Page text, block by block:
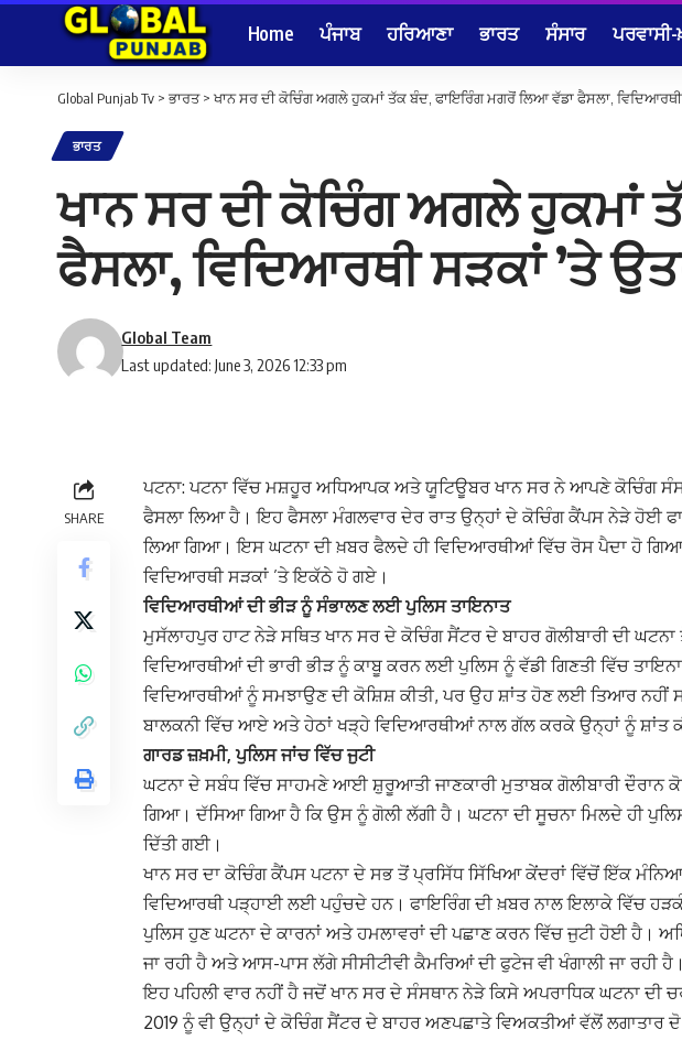
Home ਪੰਜਾਬ ਹਰਿਆਣਾ ਭਾਰਤ ਸੰਸਾਰ
Global Punjab Tv > ਭਾਰਤ> ਖਾਨ ਸਰ ਦੀ ਕੋਚਿੰਗ ਅਗਲੇ ਹੁਕਮਾਂ ਤੱਕ ਬੰਦ, ਫਾਇਰਿੰਗ ਮਗਰੋਂ ਲਿਆ ਵੱਡਾ ਫੈਸਲਾ,
ਭਾਰਤ
ਖਾਨ ਸਰ ਦੀ ਕੋਚਿੰਗ ਅਗਲੇ ਹੁਕਮਾਂ
ਫੈਸਲਾ, ਵਿਦਿਆਰਥੀ ਸੜਕਾਂ ’ਤੇ
Last updated: June 3, 2026 12:33 pm
Global Team
SHARE
ਪਟਨਾ: ਪਟਨਾ ਵਿੱਚ ਮਸ਼ਹੂਰ ਅਧਿਆਪਕ ਅਤੇ ਯੂਟਿਊਬਰ ਖਾਨ ਸਰ ਨੇ ਆਪਣੇ ਕੋਚਿੰਗ
ਫੈਸਲਾ ਲਿਆ ਹੈ। ਇਹ ਫੈਸਲਾ ਮੰਗਲਵਾਰ ਦੇਰ ਰਾਤ ਉਨ੍ਹਾਂ ਦੇ ਕੋਚਿੰਗ ਕੈਂਪਸ ਨੇੜੇ ਹੋਈ
ਲਿਆ ਗਿਆ। ਇਸ ਘਟਨਾ ਦੀ ਖ਼ਬਰ ਫੈਲਦੇ ਹੀ ਵਿਦਿਆਰਥੀਆਂ ਵਿੱਚ ਰੋਸ ਪੈਦਾ ਹੋ ਗਿਆ
ਵਿਦਿਆਰਥੀ ਸੜਕਾਂ ’ਤੇ ਇਕੱਠੇ ਹੋ ਗਏ।
ਵਿਦਿਆਰਥੀਆਂ ਦੀ ਭੀੜ ਨੂੰ ਸੰਭਾਲਣ ਲਈ ਪੁਲਿਸ ਤਾਇਨਾਤ
ਮੁਸੱਲਾਹਪੁਰ ਹਾਟ ਨੇੜੇ ਸਥਿਤ ਖਾਨ ਸਰ ਦੇ ਕੋਚਿੰਗ ਸੈਂਟਰ ਦੇ ਬਾਹਰ ਗੋਲੀਬਾਰੀ ਦੀ
ਵਿਦਿਆਰਥੀਆਂ ਦੀ ਭਾਰੀ ਭੀੜ ਨੂੰ ਕਾਬੂ ਕਰਨ ਲਈ ਪੁਲਿਸ ਨੂੰ ਵੱਡੀ ਗਿਣਤੀ ਵਿੱਚ
ਵਿਦਿਆਰਥੀਆਂ ਨੂੰ ਸਮਝਾਉਣ ਦੀ ਕੋਸ਼ਿਸ਼ ਕੀਤੀ, ਪਰ ਉਹ ਸ਼ਾਂਤ ਹੋਣ ਲਈ ਤਿਆਰ ਨਹੀਂ
ਬਾਲਕਨੀ ਵਿੱਚ ਆਏ ਅਤੇ ਹੇਠਾਂ ਖੜ੍ਹੇ ਵਿਦਿਆਰਥੀਆਂ ਨਾਲ ਗੱਲ ਕਰਕੇ ਉਨ੍ਹਾਂ ਨੂੰ ਸ਼ਾਂਤ
ਗਾਰਡ ਜ਼ਖ਼ਮੀ, ਪੁਲਿਸ ਜਾਂਚ ਵਿੱਚ ਜੁਟੀ
ਘਟਨਾ ਦੇ ਸਬੰਧ ਵਿੱਚ ਸਾਹਮਣੇ ਆਈ ਸ਼ੁਰੂਆਤੀ ਜਾਣਕਾਰੀ ਮੁਤਾਬਕ ਗੋਲੀਬਾਰੀ ਦੌਰਾਨ
ਗਿਆ। ਦੱਸਿਆ ਗਿਆ ਹੈ ਕਿ ਉਸ ਨੂੰ ਗੋਲੀ ਲੱਗੀ ਹੈ। ਘਟਨਾ ਦੀ ਸੂਚਨਾ ਮਿਲਦੇ ਹੀ
ਦਿੱਤੀ ਗਈ।
ਖਾਨ ਸਰ ਦਾ ਕੋਚਿੰਗ ਕੈਂਪਸ ਪਟਨਾ ਦੇ ਸਭ ਤੋਂ ਪ੍ਰਸਿੱਧ ਸਿੱਖਿਆ ਕੇਂਦਰਾਂ ਵਿੱਚੋਂ ਇੱਕ ਮੰਨਿਆ
ਵਿਦਿਆਰਥੀ ਪੜ੍ਹਾਈ ਲਈ ਪਹੁੰਚਦੇ ਹਨ। ਫਾਇਰਿੰਗ ਦੀ ਖ਼ਬਰ ਨਾਲ ਇਲਾਕੇ ਵਿੱਚ
ਪੁਲਿਸ ਹੁਣ ਘਟਨਾ ਦੇ ਕਾਰਨਾਂ ਅਤੇ ਹਮਲਾਵਰਾਂ ਦੀ ਪਛਾਣ ਕਰਨ ਵਿੱਚ ਜੁਟੀ ਹੋਈ ਹੈ।
ਜਾ ਰਹੀ ਹੈ ਅਤੇ ਆਸ-ਪਾਸ ਲੱਗੇ ਸੀਸੀਟੀਵੀ ਕੈਮਰਿਆਂ ਦੀ ਫੁਟੇਜ ਵੀ ਖੰਗਾਲੀ ਜਾ ਰਹੀ ਹੈ।
ਇਹ ਪਹਿਲੀ ਵਾਰ ਨਹੀਂ ਹੈ ਜਦੋਂ ਖਾਨ ਸਰ ਦੇ ਸੰਸਥਾਨ ਨੇੜੇ ਕਿਸੇ ਅਪਰਾਧਿਕ ਘਟਨਾ
2019 ਨੂੰ ਵੀ ਉਨ੍ਹਾਂ ਦੇ ਕੋਚਿੰਗ ਸੈਂਟਰ ਦੇ ਬਾਹਰ ਅਣਪਛਾਤੇ ਵਿਅਕਤੀਆਂ ਵੱਲੋਂ ਲਗਾਤਾਰ